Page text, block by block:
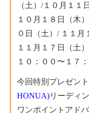
（土）/１０月１１
１０月１８日（木
０日（土）/ １１月
１１月１７日（土
１０：００〜１７
今回特別プレゼント
HONUA)リーディ
ワンポイントアド